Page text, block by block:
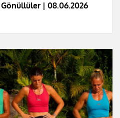
| 08.06.2026